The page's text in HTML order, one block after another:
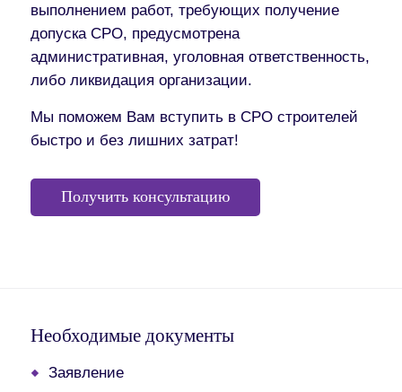
выполнением работ, требующих получение
допуска СРО, предусмотрена
административная, уголовная ответственность,
либо ликвидация организации.
Мы поможем Вам вступить в СРО строителей
быстро и без лишних затрат!
Получить консультацию
Необходимые документы
Заявление